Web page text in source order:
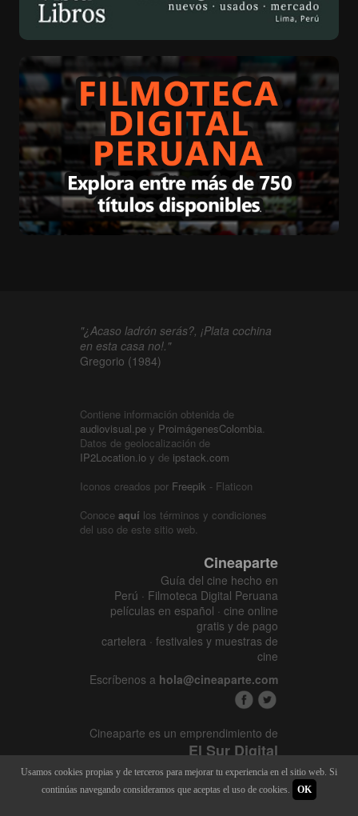
"¿Acaso ladrón serás?, ¡Plata cochina
en esta casa no!."
Gregorio (1984)
Contiene información obtenida de
audiovisual.pe y ProimágenesColombia.
Datos de geolocalización de
IP2Location.io y de ipstack.com
Iconos creados por Freepik - Flaticon
Conoce aquí los términos y condiciones
del uso de este sitio web.
Cineaparte
Guía del cine hecho en
Perú · Filmoteca Digital Peruana
películas en español · cine online
gratis y de pago
cartelera · festivales y muestras de
cine
Escríbenos a hola@cineaparte.com
Cineaparte es un emprendimiento de
El Sur Digital
www.elsurcine.com
Desarrollado porSALA247
Usamos cookies propias y de terceros para mejorar tu experiencia en el sitio web. Si
continúas navegando consideramos que aceptas el uso de cookies.
OK